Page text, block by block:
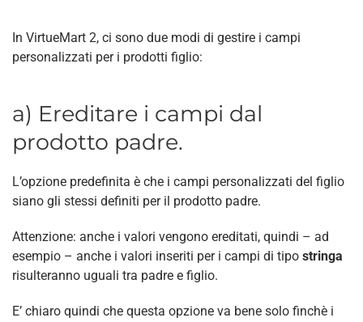
In VirtueMart 2, ci sono due modi di gestire i campi
personalizzati per i prodotti figlio:
a) Ereditare i campi dal
prodotto padre.
L’opzione predefinita è che i campi personalizzati del figlio
siano gli stessi definiti per il prodotto padre.
Attenzione: anche i valori vengono ereditati, quindi – ad
esempio – anche i valori inseriti per i campi di tipo stringa
risulteranno uguali tra padre e figlio.
E’ chiaro quindi che questa opzione va bene solo finchè i